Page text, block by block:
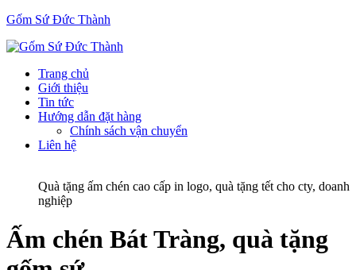
Gốm Sứ Đức Thành
Trang chủ
Giới thiệu
Tin tức
Hướng dẫn đặt hàng
Chính sách vận chuyển
Liên hệ
Quà tặng ấm chén cao cấp in logo, quà tặng tết cho cty, doanh
nghiệp
Ấm chén Bát Tràng, quà tặng